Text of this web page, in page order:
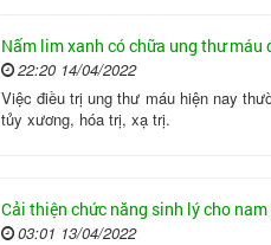
Nấm lim xanh có chữa ung thư máu
22:20 14/04/2022
Việc điều trị ung thư máu hiện nay
tủy xương, hóa trị, xạ trị.
Cải thiện chức năng sinh lý cho
03:01 13/04/2022